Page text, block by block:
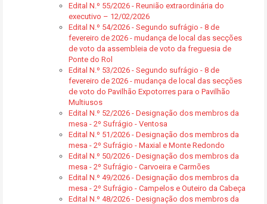
Edital N.º 55/2026 - Reunião extraordinária do
executivo – 12/02/2026
Edital N.º 54/2026 - Segundo sufrágio - 8 de
fevereiro de 2026 - mudança de local das secções
de voto da assembleia de voto da freguesia de
Ponte do Rol
Edital N.º 53/2026 - Segundo sufrágio - 8 de
fevereiro de 2026 - mudança de local das secções
de voto do Pavilhão Expotorres para o Pavilhão
Multiusos
Edital N.º 52/2026 - Designação dos membros da
mesa - 2º Sufrágio - Ventosa
Edital N.º 51/2026 - Designação dos membros da
mesa - 2º Sufrágio - Maxial e Monte Redondo
Edital N.º 50/2026 - Designação dos membros da
mesa - 2º Sufrágio - Carvoeira e Carmões
Edital N.º 49/2026 - Designação dos membros da
mesa - 2º Sufrágio - Campelos e Outeiro da Cabeça
Edital N.º 48/2026 - Designação dos membros da